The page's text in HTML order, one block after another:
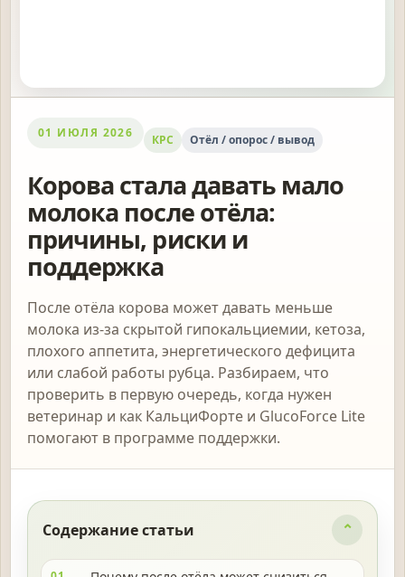
01 ИЮЛЯ 2026 КРС Отёл / опорос / вывод
Корова стала давать мало
молока после отёла:
причины, риски и
поддержка
После отёла корова может давать меньше
молока из-за скрытой гипокальциемии, кетоза,
плохого аппетита, энергетического дефицита
или слабой работы рубца. Разбираем, что
проверить в первую очередь, когда нужен
ветеринар и как КальциФорте и GlucoForce Lite
помогают в программе поддержки.
Содержание статьи